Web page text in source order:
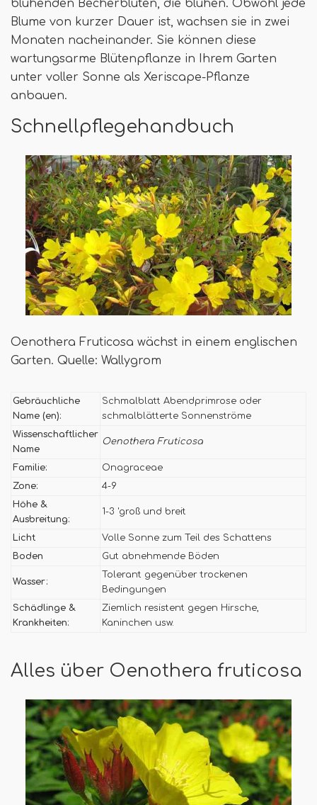
blühenden Becherblüten, die blühen. Obwohl jede
Blume von kurzer Dauer ist, wachsen sie in zwei
Monaten nacheinander. Sie können diese
wartungsarme Blütenpflanze in Ihrem Garten
unter voller Sonne als Xeriscape-Pflanze
anbauen.
Schnellpflegehandbuch
Oenothera Fruticosa wächst in einem englischen
Garten. Quelle: Wallygrom
Gebräuchliche
Name (en):
Schmalblatt Abendprimrose oder
schmalblätterte Sonnenströme
Wissenschaftlicher
Name
Oenothera Fruticosa
Familie:
Onagraceae
Zone:
4-9
Höhe &
Ausbreitung:
1-3 'groß und breit
Licht
Volle Sonne zum Teil des Schattens
Boden
Gut abnehmende Böden
Wasser:
Tolerant gegenüber trockenen
Bedingungen
Schädlinge &
Krankheiten:
Ziemlich resistent gegen Hirsche,
Kaninchen usw.
Alles über Oenothera fruticosa